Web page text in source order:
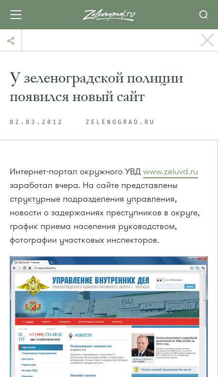
У зеленоградской полиции
появился новый сайт
02.03.2012 ZELENOGRAD.RU
Интернет-портал окружного УВД www.zeluvd.ru
заработал вчера. На сайте представлены
структурные подразделения управления,
новости о задержаниях преступников в округе,
график приема населения руководством,
фотографии участковых инспекторов.